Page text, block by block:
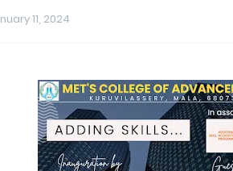
11, 2024